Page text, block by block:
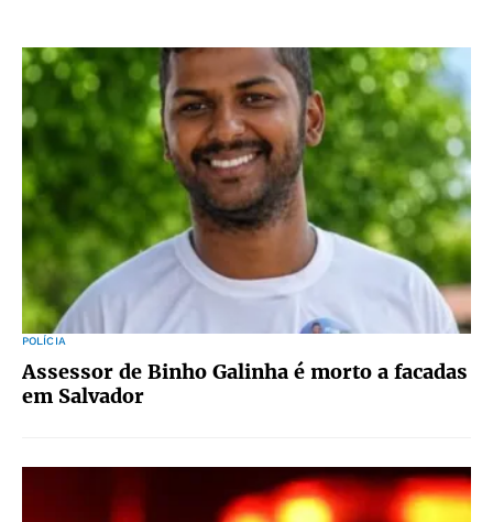
POLÍCIA
Assessor de Binho Galinha é morto a facadas
em Salvador